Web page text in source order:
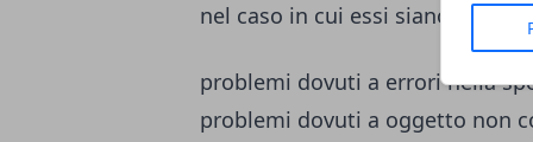
nel caso in cui essi siano in
problemi dovuti a errori nella
problemi dovuti a oggetto non